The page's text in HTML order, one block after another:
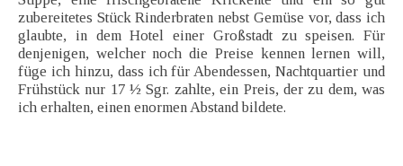
zubereitetes Stück Rinderbraten nebst Gemüse vor, dass ich
glaubte, in dem Hotel einer Großstadt zu speisen. Für
denjenigen, welcher noch die Preise kennen lernen will,
füge ich hinzu, dass ich für Abendessen, Nachtquartier und
Frühstück nur 17 ½ Sgr. zahlte, ein Preis, der zu dem, was
ich erhalten, einen enormen Abstand bildete.